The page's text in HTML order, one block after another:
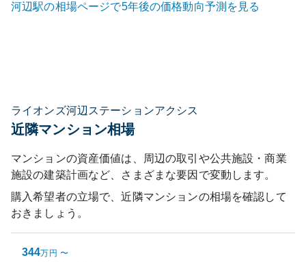
河辺駅の相場ページで5年後の価格動向予測を見る
ライオンズ河辺ステーションアクシス
近隣マンション相場
マンションの資産価値は、周辺の取引や公共施設・商業
施設の建築計画など、さまざまな要因で変動します。
購入希望者の立場で、近隣マンションの相場を確認して
おきましょう。
344万円 〜